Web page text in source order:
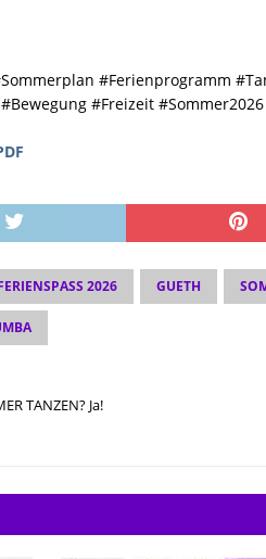
#Ferienprogramm
#Freizeit
2026 GUETH
TANZEN? Ja!